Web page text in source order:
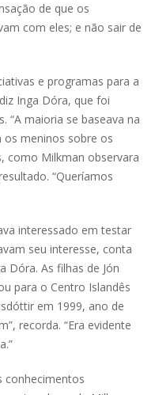
de que os
com eles; e não sair de
e programas para a
Inga Dóra, que foi
“A maioria se baseava na
os meninos sobre os
como Milkman observara
“Queríamos
interessado em testar
seu interesse, conta
Dóra. As filhas de Jón
para o Centro Islandês
em 1999, ano de
recorda. “Era evidente
conhecimentos